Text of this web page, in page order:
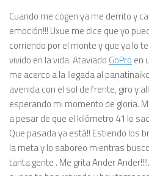
Cuando me cogen ya me derrito y
emoción!!! Uxue me dice que yo
corriendo por el monte y que ya lo
vivido en la vida. Ataviado GoPro en
me acerco a la llegada al
avenida con el sol de frente, giro y
esperando mi momento de gloria.
a pesar de que el kilómetro 41 lo
Que pasada ya está!! Estiendo los
la meta y lo saboreo mientras
tanta gente . Me grita Ander